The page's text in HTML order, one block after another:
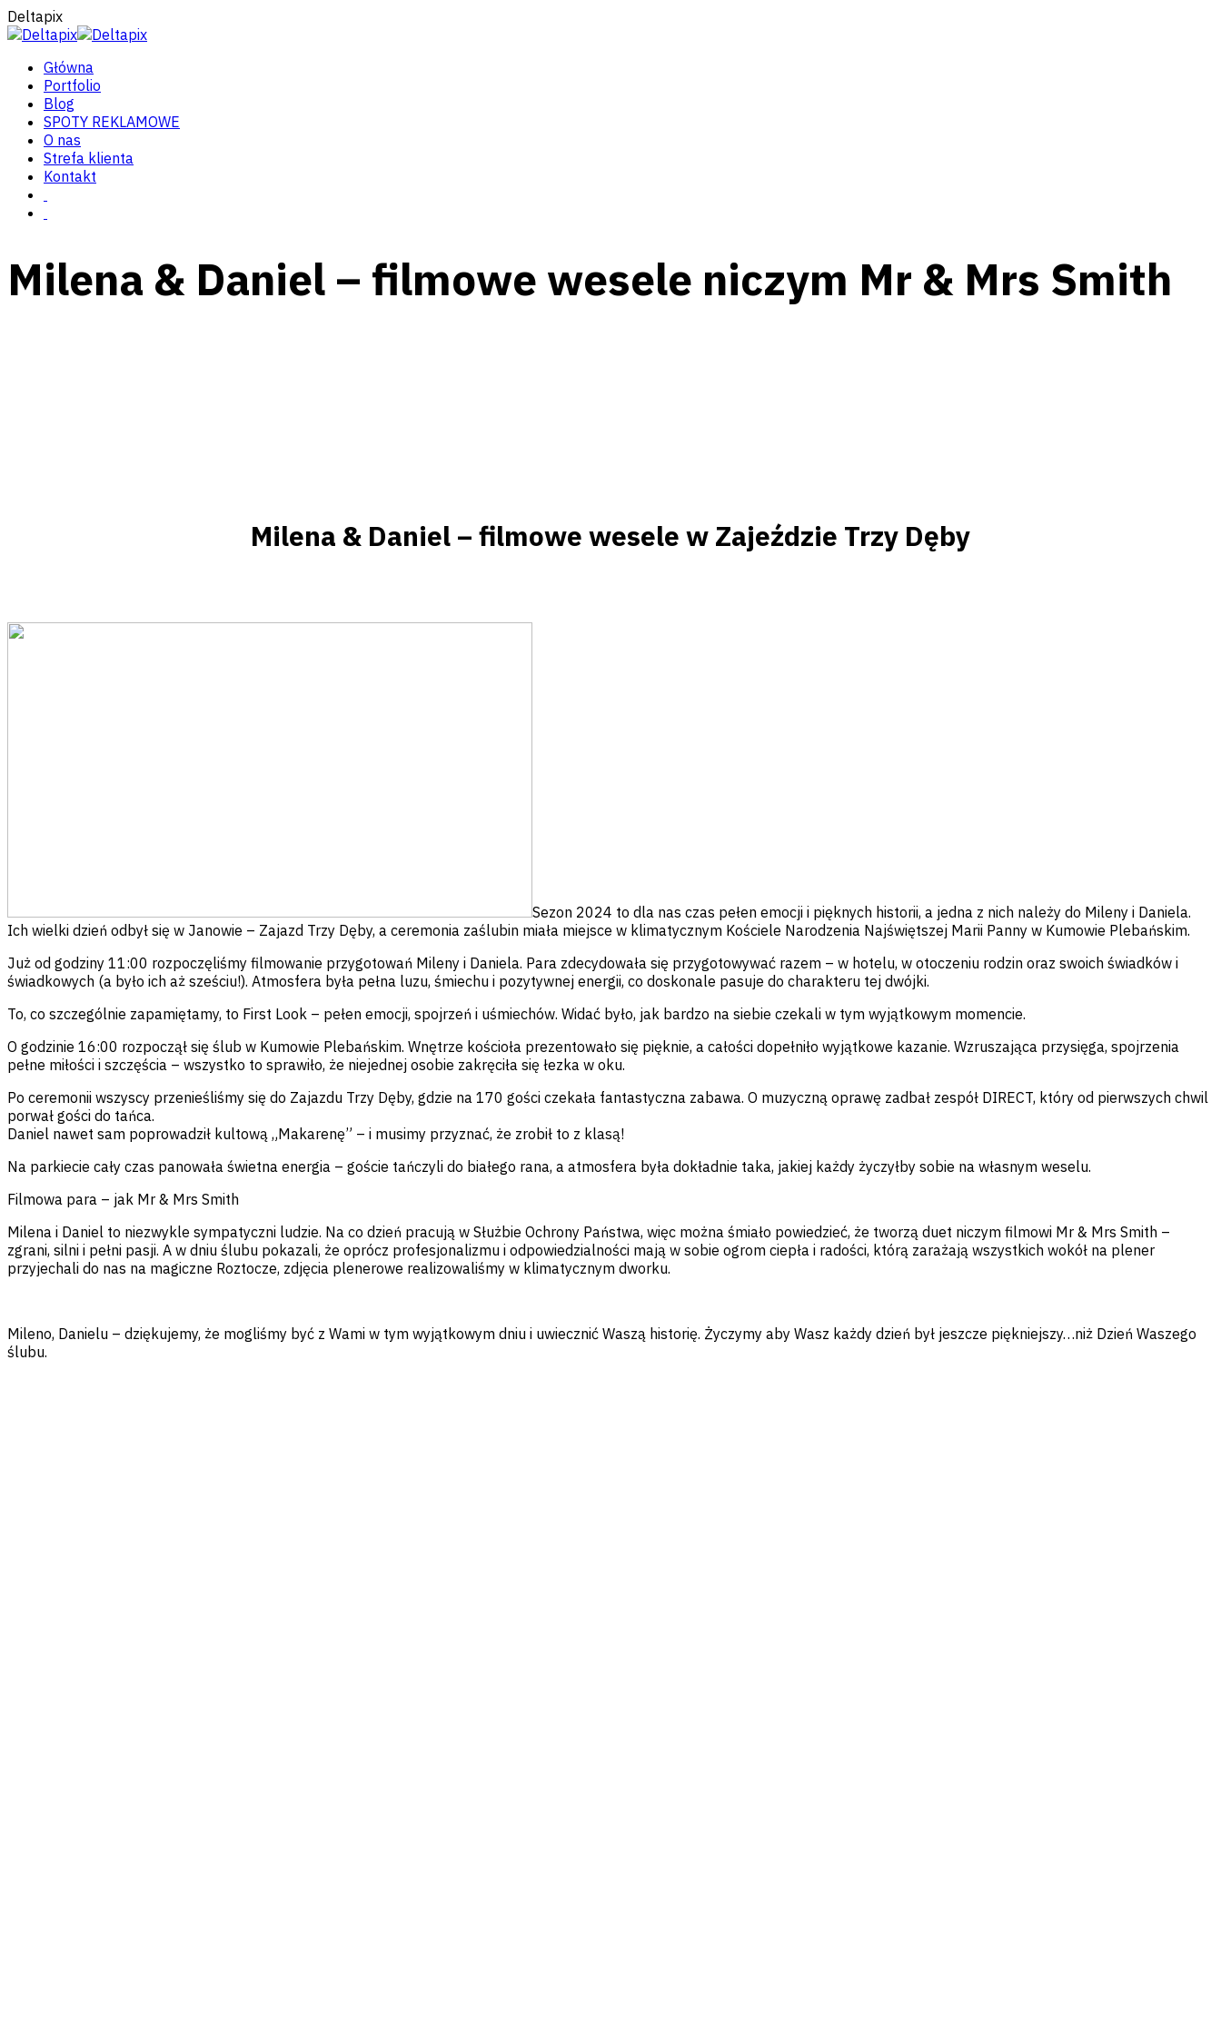
Deltapix
Główna
Portfolio
Blog
SPOTY REKLAMOWE
O nas
Strefa klienta
Kontakt
Milena & Daniel – filmowe wesele niczym Mr & Mrs Smith
Milena & Daniel – filmowe wesele w Zajeździe Trzy Dęby
Sezon 2024 to dla nas czas pełen emocji i pięknych historii, a jedna z nich należy do Mileny i Daniela.
Ich wielki dzień odbył się w Janowie – Zajazd Trzy Dęby, a ceremonia zaślubin miała miejsce w klimatycznym Kościele Narodzenia Najświętszej Marii Panny w Kumowie Plebańskim.
Już od godziny 11:00 rozpoczęliśmy filmowanie przygotowań Mileny i Daniela. Para zdecydowała się przygotowywać razem – w hotelu, w otoczeniu rodzin oraz swoich świadków i
świadkowych (a było ich aż sześciu!). Atmosfera była pełna luzu, śmiechu i pozytywnej energii, co doskonale pasuje do charakteru tej dwójki.
To, co szczególnie zapamiętamy, to First Look – pełen emocji, spojrzeń i uśmiechów. Widać było, jak bardzo na siebie czekali w tym wyjątkowym momencie.
O godzinie 16:00 rozpoczął się ślub w Kumowie Plebańskim. Wnętrze kościoła prezentowało się pięknie, a całości dopełniło wyjątkowe kazanie. Wzruszająca przysięga, spojrzenia
pełne miłości i szczęścia – wszystko to sprawiło, że niejednej osobie zakręciła się łezka w oku.
Po ceremonii wszyscy przenieśliśmy się do Zajazdu Trzy Dęby, gdzie na 170 gości czekała fantastyczna zabawa. O muzyczną oprawę zadbał zespół DIRECT, który od pierwszych chwil
porwał gości do tańca.
Daniel nawet sam poprowadził kultową „Makarenę” – i musimy przyznać, że zrobił to z klasą!
Na parkiecie cały czas panowała świetna energia – goście tańczyli do białego rana, a atmosfera była dokładnie taka, jakiej każdy życzyłby sobie na własnym weselu.
Filmowa para – jak Mr & Mrs Smith
Milena i Daniel to niezwykle sympatyczni ludzie. Na co dzień pracują w Służbie Ochrony Państwa, więc można śmiało powiedzieć, że tworzą duet niczym filmowi Mr & Mrs Smith –
zgrani, silni i pełni pasji. A w dniu ślubu pokazali, że oprócz profesjonalizmu i odpowiedzialności mają w sobie ogrom ciepła i radości, którą zarażają wszystkich wokół na plener
przyjechali do nas na magiczne Roztocze, zdjęcia plenerowe realizowaliśmy w klimatycznym dworku.
Mileno, Danielu – dziękujemy, że mogliśmy być z Wami w tym wyjątkowym dniu i uwiecznić Waszą historię. Życzymy aby Wasz każdy dzień był jeszcze piękniejszy…niż Dzień Waszego
ślubu.